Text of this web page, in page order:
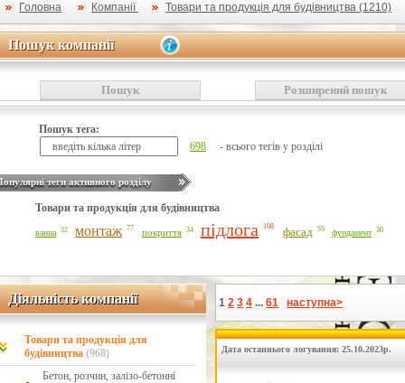
Головна Компанії Товари та продукція для будівництва (1210)
Пошук компанії
Пошук компанії
Розширений пошук
Пошук
Пошук тега:
698
- всього тегів у розділі
теги активного розділу
Товари та продукція для будівництва
ванна 32 монтаж 77 покриття 34 підлога 108 фасад 55 фундамент 30
Діяльність компанії
Діяльність компанії
Товари та продукція для
будівництва (968)
Бетон, розчин, залізо-бетонні
1 2 3 4 ... 61 наступна>
Дата останнього логування: 25.10.2023р.